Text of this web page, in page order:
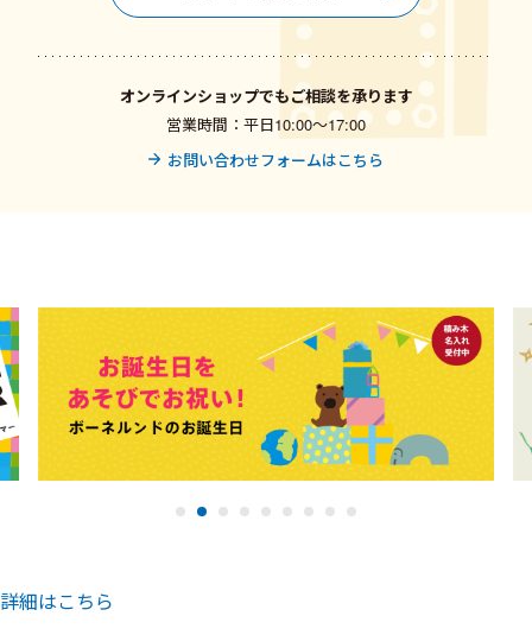
オンラインショップでもご相談を承ります
営業時間：平日10:00〜17:00
お問い合わせフォームはこちら
詳細はこちら